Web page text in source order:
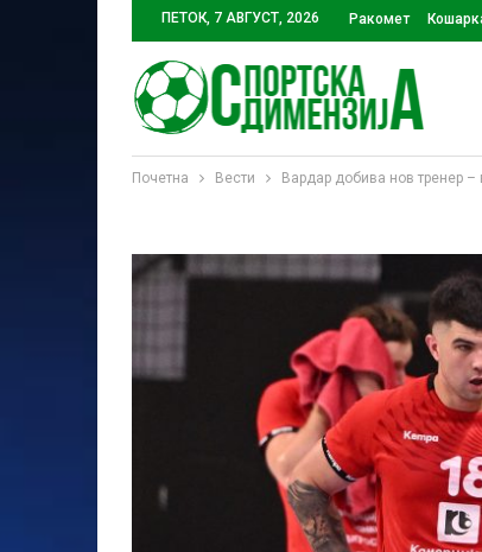
ПЕТОК, 7 АВГУСТ, 2026 Ракомет
Почетна Вести Вардар добива нов тренер –